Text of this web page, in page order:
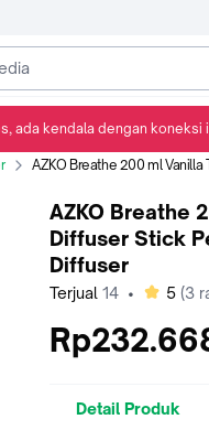
AZKO Breathe 200 ml Vanilla Twilight Reed Diffuser Stick Pewangi Stik
AZKO Breathe
Diffuser Stick
Diffuser
Terjual 14 • 5 (3
Detail Produk
ada kendala dengan koneksi